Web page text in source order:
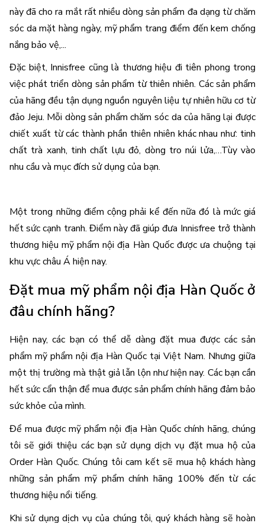
này đã cho ra mắt rất nhiều dòng sản phẩm đa dạng từ chăm
sóc da mặt hàng ngày, mỹ phẩm trang điểm đến kem chống
nắng bảo vệ,...
Đặc biệt, Innisfree cũng là thương hiệu đi tiên phong trong
việc phát triển dòng sản phẩm từ thiên nhiên. Các sản phẩm
của hãng đều tận dụng nguồn nguyên liệu tự nhiên hữu cơ từ
đảo Jeju. Mỗi dòng sản phẩm chăm sóc da của hãng lại được
chiết xuất từ các thành phần thiên nhiên khác nhau như: tinh
chất trà xanh, tinh chất lựu đỏ, dòng tro núi lửa,…Tùy vào
nhu cầu và mục đích sử dụng của bạn.
Một trong những điểm cộng phải kể đến nữa đó là mức giá
hết sức cạnh tranh. Điểm này đã giúp đưa Innisfree trở thành
thương hiệu mỹ phẩm nội địa Hàn Quốc được ưa chuộng tại
khu vực châu Á hiện nay.
Đặt mua mỹ phẩm nội địa Hàn Quốc ở
đâu chính hãng?
Hiện nay, các bạn có thể dễ dàng đặt mua được các sản
phẩm mỹ phẩm nội địa Hàn Quốc tại Việt Nam. Nhưng giữa
một thị trường mà thật giả lẫn lộn như hiện nay. Các bạn cần
hết sức cẩn thận để mua được sản phẩm chính hãng đảm bảo
sức khỏe của mình.
Để mua được mỹ phẩm nội địa Hàn Quốc chính hãng, chúng
tôi sẽ giới thiệu các bạn sử dụng dịch vụ đặt mua hộ của
Order Hàn Quốc. Chúng tôi cam kết sẽ mua hộ khách hàng
những sản phẩm mỹ phẩm chính hãng 100% đến từ các
thương hiệu nổi tiếng.
Khi sử dụng dịch vụ của chúng tôi, quý khách hàng sẽ hoàn